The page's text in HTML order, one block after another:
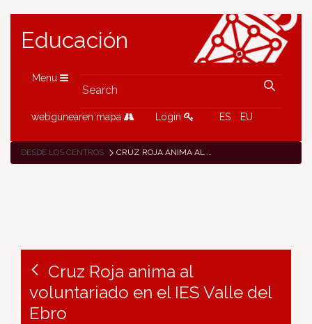
Educación
Menu
webgunearen mapa Login ES EU
DESDE LOS CENTROS CRUZ ROJA ANIMA AL VOLUNTARIADO EN EL IES VALLE DEL EBRO
Cruz Roja anima al
voluntariado en el IES Valle del
Ebro